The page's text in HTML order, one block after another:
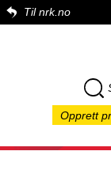
Til nrk.no
Opprett